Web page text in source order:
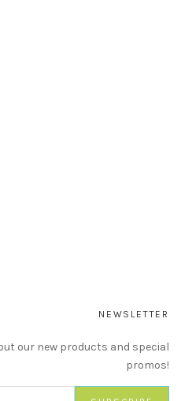
NEWSLETTER
our new products and special
promos!